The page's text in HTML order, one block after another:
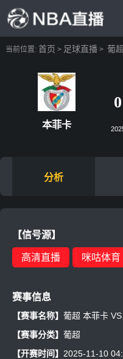
当前位置: 首页 > 足球直播> 葡
分析
【信号源】
高清直播 咪咕体育
赛事信息
【赛事名称】 葡超 本菲卡
【赛事分类】 葡超
【开赛时间】 2025-11-10